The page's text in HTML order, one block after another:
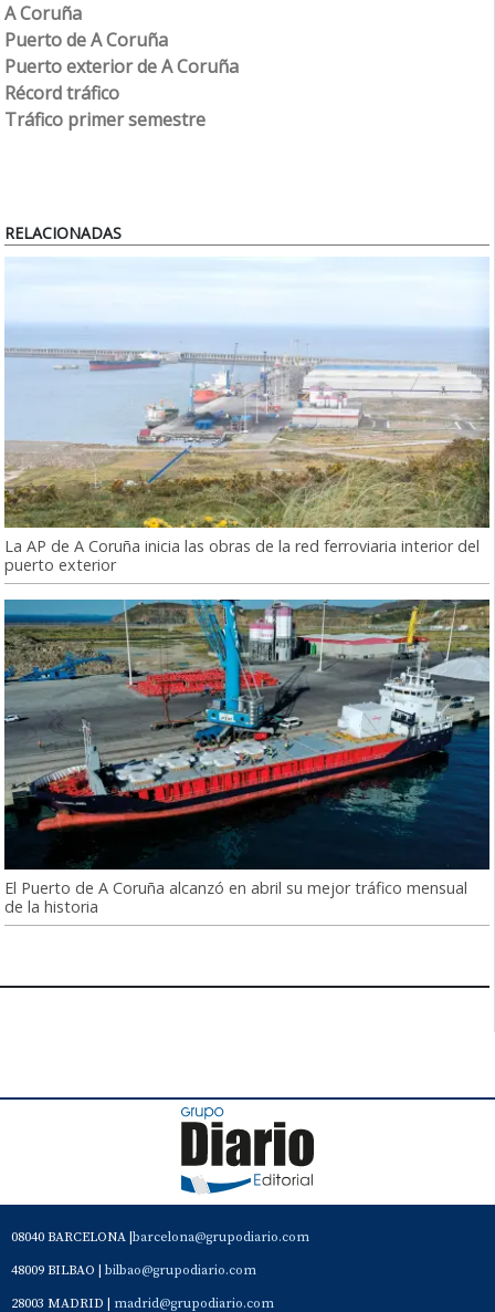
A Coruña
Puerto de A Coruña
Puerto exterior de A Coruña
Récord tráfico
Tráfico primer semestre
RELACIONADAS
La AP de A Coruña inicia las obras de la red ferroviaria interior del
puerto exterior
El Puerto de A Coruña alcanzó en abril su mejor tráfico mensual
de la historia
08040 BARCELONA | barcelona@grupodiario.com
48009 BILBAO | bilbao@grupodiario.com
28003 MADRID | madrid@grupodiario.com